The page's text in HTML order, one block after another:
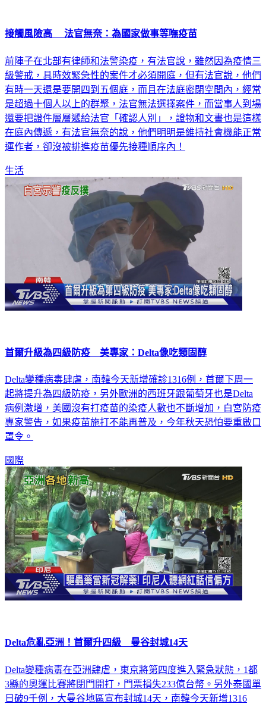
接觸風險高 法官無奈：為國家做事等嘸疫苗
前陣子在北部有律師和法警染疫，有法官說，雖然因為疫情三
級警戒，具時效緊急性的案件才必須開庭，但有法官說，他們
有時一天還是要開四到五個庭，而且在法庭密閉空間內，經常
是超過十個人以上的群聚，法官無法選擇案件，而當事人到場
還要把證件層層遞給法官「確認人別」，證物和文書也是這樣
在庭內傳遞，有法官無奈的說，他們明明是維持社會機能正常
運作者，卻沒被排進疫苗優先接種順序內！
生活
首爾升級為四級防疫 美專家：Delta像吃類固醇
Delta變種病毒肆虐，南韓今天新增確診1316例，首爾下周一
起將提升為四級防疫，另外歐洲的西班牙跟葡萄牙也是Delta
病例激增，美國沒有打疫苗的染疫人數也不斷增加，白宮防疫
專家警告，如果疫苗施打不能再普及，今年秋天恐怕要重啟口
罩令。
國際
Delta危亂亞洲！首爾升四級 曼谷封城14天
Delta變種病毒在亞洲肆虐，東京將第四度進入緊急狀態，1都
3縣的奧運比賽將閉門開打，門票損失233億台幣。另外泰國單
日破9千例，大曼谷地區宣布封城14天，南韓今天新增1316